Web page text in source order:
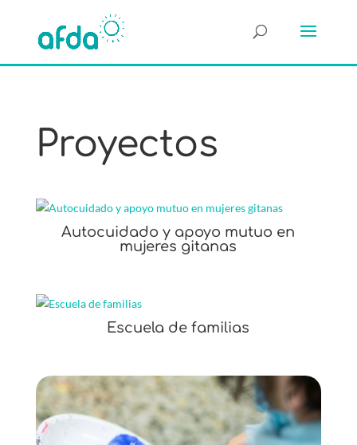
Proyectos
Autocuidado y apoyo mutuo en
mujeres gitanas
Escuela de familias